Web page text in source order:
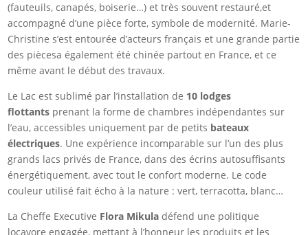
(fauteuils, canapés, boiserie…) et très souvent restauré,et
accompagné d’une pièce forte, symbole de modernité. Marie-
Christine s’est entourée d’acteurs français et une grande partie
des piècesa également été chinée partout en France, et ce
même avant le début des travaux.
Le Lac est sublimé par l’installation de 10 lodges
flottants prenant la forme de chambres indépendantes sur
l’eau, accessibles uniquement par de petits bateaux
électriques. Une expérience incomparable sur l’un des plus
grands lacs privés de France, dans des écrins autosuffisants
énergétiquement, avec tout le confort moderne. Le code
couleur utilisé fait écho à la nature : vert, terracotta, blanc…
La Cheffe Executive Flora Mikula défend une politique
locavore engagée, mettant à l’honneur les produits et les